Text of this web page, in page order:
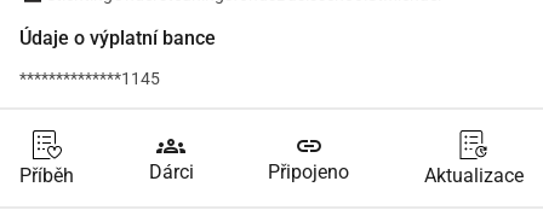
Údaje o výplatní bance
**************1145
Příběh
groups
Dárci
link
Připojeno Aktualizace